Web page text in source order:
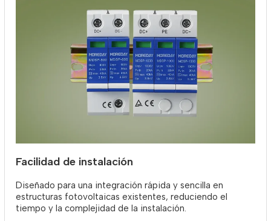
Facilidad de instalación
Diseñado para una integración rápida y sencilla en
estructuras fotovoltaicas existentes, reduciendo el
tiempo y la complejidad de la instalación.